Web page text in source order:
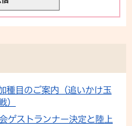
種目のご案内（追いかけ玉
）
ゲストランナー決定と陸上